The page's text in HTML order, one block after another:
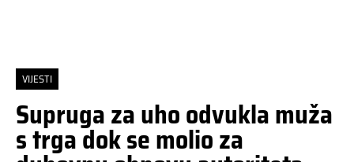
VIJESTI
Supruga za uho odvukla muža
s trga dok se molio za